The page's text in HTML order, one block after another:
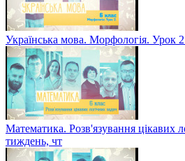
Українська мова. Морфологія. Урок
Математика. Розв'язування цікавих
тиждень, чт